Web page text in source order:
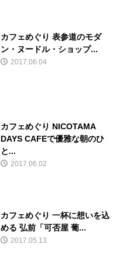
カフェめぐり 表参道のモダ
ン・ヌードル・ショップ...
2017.06.04
カフェめぐり NICOTAMA
DAYS CAFEで優雅な朝のひ
と...
2017.06.02
カフェめぐり 一杯に想いを込
める 弘前「可否屋 葡...
2017.05.13